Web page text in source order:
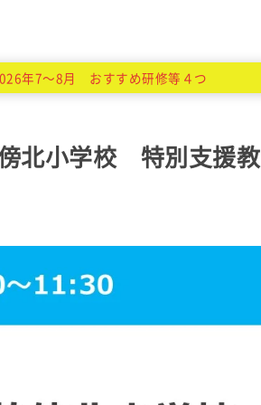
年7～8月 おすすめ研修等４つ
傍北小学校 特別支援教